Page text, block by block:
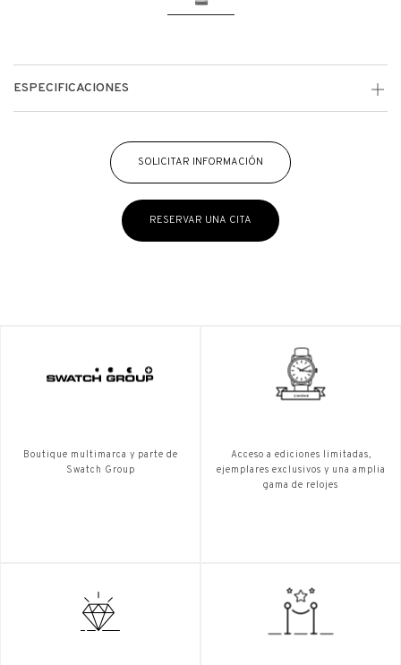
ESPECIFICACIONES
SOLICITAR INFORMACIÓN
RESERVAR UNA CITA
Boutique multimarca y parte de
Swatch Group
Acceso a ediciones limitadas,
ejemplares exclusivos y una amplia
gama de relojes